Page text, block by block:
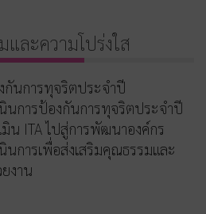
และความโปร่งใส
นการทุจริตประจำปี
นการป้องกันการทุจริตประจำปี
น ITA ไปสู่การพัฒนาองค์กร
นการเพื่อส่งเสริมคุณธรรมและ
งาน